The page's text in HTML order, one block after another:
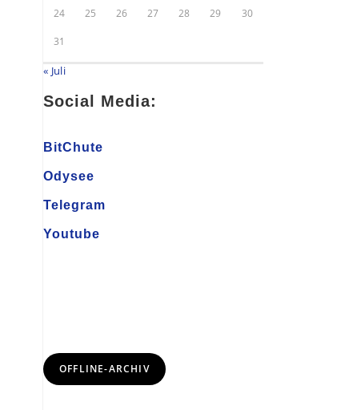
24 25 26 27 28 29 30
31
« Juli
Social Media:
BitChute
Odysee
Telegram
Youtube
OFFLINE-ARCHIV